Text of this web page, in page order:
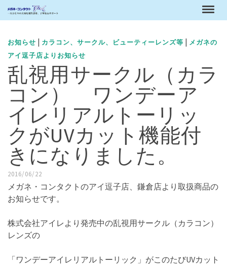
お知らせ | カラコン、サークル、ビューティーレンズ等 | メガネの
アイ逗子店よりお知らせ
乱視用サークル（カラ
コン） ワンデーア
イレリアルトーリッ
クがUVカット機能付
きになりました。
2016/06/22
メガネ・コンタクトのアイ逗子店、鎌倉店より取扱商品の
お知らせです。
株式会社アイレより発売中の乱視用サークル（カラコン）
レンズの
「ワンデーアイレリアルトーリック」がこのたびUVカット